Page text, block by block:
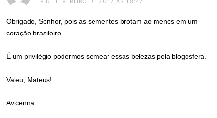
Obrigado, Senhor, pois as sementes brotam ao menos em um
coração brasileiro!
É um privilégio podermos semear essas belezas pela blogosfera.
Valeu, Mateus!
Avicenna